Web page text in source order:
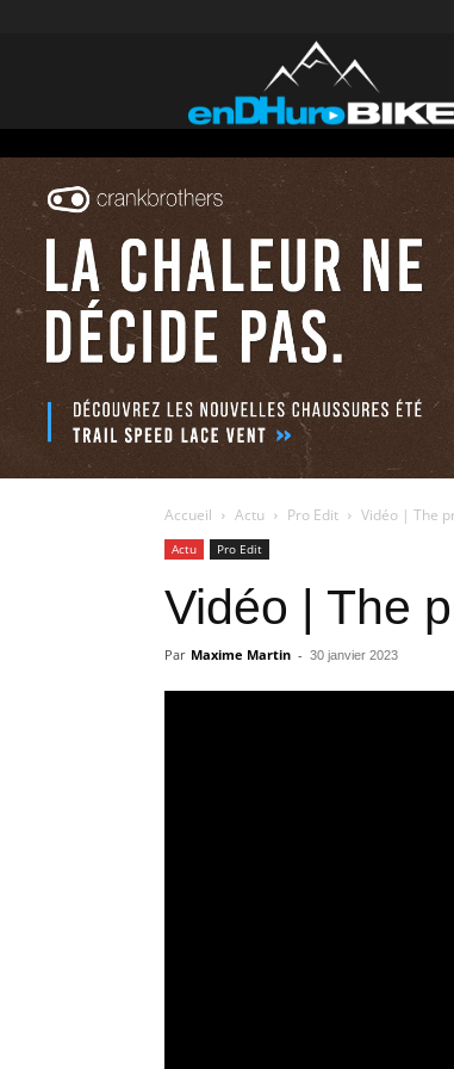
Accueil Actu Pro Edit Vidéo | The
Actu Pro Edit
Vidéo | The
Par Maxime Martin - 30 janvier 2023